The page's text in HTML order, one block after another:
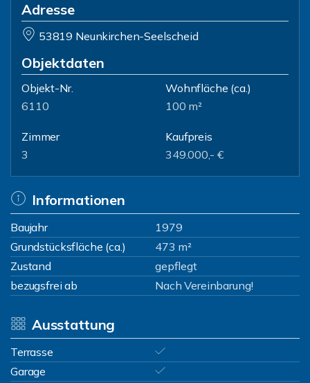
Adresse
53819 Neunkirchen-Seelscheid
Objektdaten
Objekt-Nr.
6110
Wohnfläche (ca.)
100 m²
Zimmer
3
Kaufpreis
349.000,- €
Informationen
Baujahr
1979
Grundstücksfläche (ca.)
473 m²
Zustand
gepflegt
bezugsfrei ab
Nach Vereinbarung!
Ausstattung
Terrasse
Garage